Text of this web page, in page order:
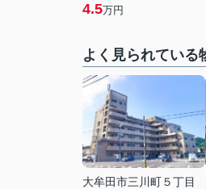
4.5万円
よく見られている
大牟田市三川町５丁目